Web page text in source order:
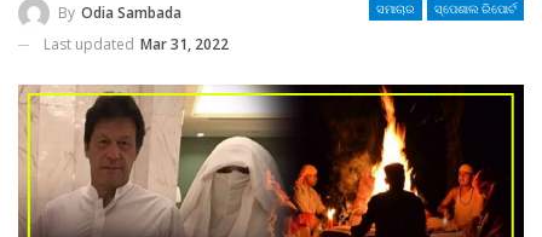
ସମାଚାର ସ୍ପେଶାଲ ରିପୋର୍ଟ
By Odia Sambada
Last updated Mar 31, 2022